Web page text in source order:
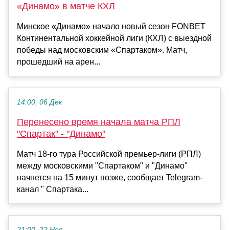
«Динамо» в матче КХЛ
Минское «Динамо» начало новый сезон FONBET
Континентальной хоккейной лиги (КХЛ) с выездной
победы над московским «Спартаком». Матч,
прошедший на арен...
14:00, 06 Дек
Перенесено время начала матча РПЛ
"Спартак" - "Динамо"
Матч 18-го тура Российской премьер-лиги (РПЛ)
между московскими "Спартаком" и "Динамо"
начнется на 15 минут позже, сообщает Telegram-
канал " Спартака...